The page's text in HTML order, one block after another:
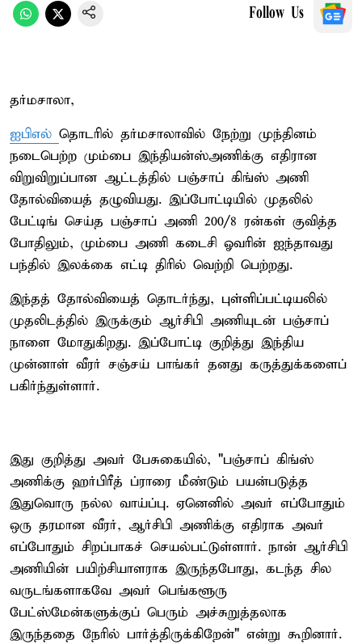
Follow Us
தர்மசாலா,
ஐபிஎல் தொடரில் தர்மசாலாவில் நேற்று முந்தினம்
நடைபெற்ற மும்பை இந்தியன்ஸ்அணிக்கு எதிரான
விறுவிறுப்பான ஆட்டத்தில் பஞ்சாப் கிங்ஸ் அணி
தோல்வியைத் தழுவியது. இப்போட்டியில் முதலில்
பேட்டிங் செய்த பஞ்சாப் அணி 200/8 ரன்கள் குவித்த
போதிலும், மும்பை அணி கடைசி ஓவரின் ஐந்தாவது
பந்தில் இலக்கை எட்டி திரில் வெற்றி பெற்றது.
இந்தத் தோல்வியைத் தொடர்ந்து, புள்ளிப்பட்டியலில்
முதலிடத்தில் இருக்கும் ஆர்சிபி அணியுடன் பஞ்சாப்
நாளை மோதுகிறது. இப்போட்டி குறித்து இந்திய
முன்னாள் வீரர் சஞ்சய் பாங்கர் தனது கருத்துக்களைப்
பகிர்ந்துள்ளார்.
இது குறித்து அவர் பேசுகையில், "பஞ்சாப் கிங்ஸ்
அணிக்கு ஹர்பிரீத் ப்ராரை மீண்டும் பயன்படுத்த
இதுவொரு நல்ல வாய்ப்பு. ஏனெனில் அவர் எப்போதும்
ஒரு தரமான வீரர், ஆர்சிபி அணிக்கு எதிராக அவர்
எப்போதும் சிறப்பாகச் செயல்பட்டுள்ளார். நான் ஆர்சிபி
அணியின் பயிற்சியாளராக இருந்தபோது, கடந்த சில
வருடங்களாகவே அவர் பெங்களூரு
பேட்ஸ்மேன்களுக்குப் பெரும் அச்சுறுத்தலாக
இருந்ததை நேரில் பார்த்திருக்கிறேன்" என்று கூறினார்.